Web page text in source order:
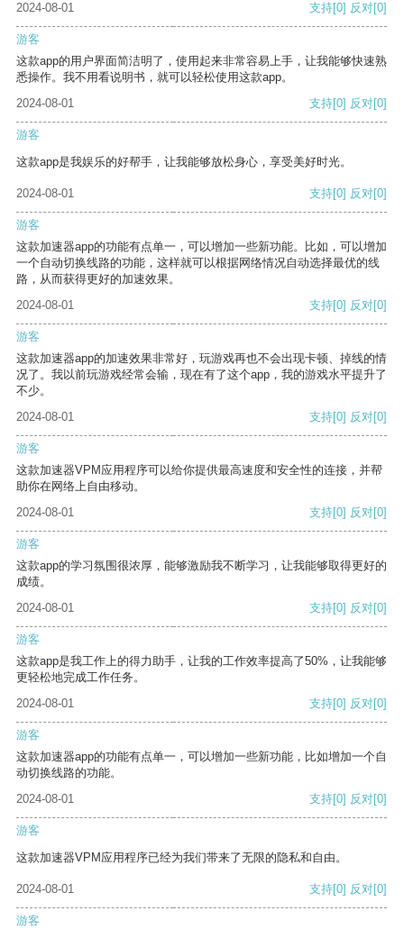
2024-08-01 支持[0] 反对[0]
游客
这款app的用户界面简洁明了，使用起来非常容易上手，让我能够快速熟
悉操作。我不用看说明书，就可以轻松使用这款app。
2024-08-01
支持[0] 反对[0]
游客
这款app是我娱乐的好帮手，让我能够放松身心，享受美好时光。
2024-08-01 支持[0] 反对[0]
游客
这款加速器app的功能有点单一，可以增加一些新功能。比如，可以增加
一个自动切换线路的功能，这样就可以根据网络情况自动选择最优的线
路，从而获得更好的加速效果。
2024-08-01
支持[0] 反对[0]
游客
这款加速器app的加速效果非常好，玩游戏再也不会出现卡顿、掉线的情
况了。我以前玩游戏经常会输，现在有了这个app，我的游戏水平提升了
不少。
2024-08-01
支持[0] 反对[0]
游客
这款加速器VPM应用程序可以给你提供最高速度和安全性的连接，并帮
助你在网络上自由移动。
2024-08-01
支持[0] 反对[0]
游客
这款app的学习氛围很浓厚，能够激励我不断学习，让我能够取得更好的
成绩。
2024-08-01
支持[0] 反对[0]
游客
这款app是我工作上的得力助手，让我的工作效率提高了50%，让我能够
更轻松地完成工作任务。
2024-08-01
支持[0] 反对[0]
游客
这款加速器app的功能有点单一，可以增加一些新功能，比如增加一个自
动切换线路的功能。
2024-08-01
支持[0] 反对[0]
游客
这款加速器VPM应用程序已经为我们带来了无限的隐私和自由。
2024-08-01 支持[0] 反对[0]
游客